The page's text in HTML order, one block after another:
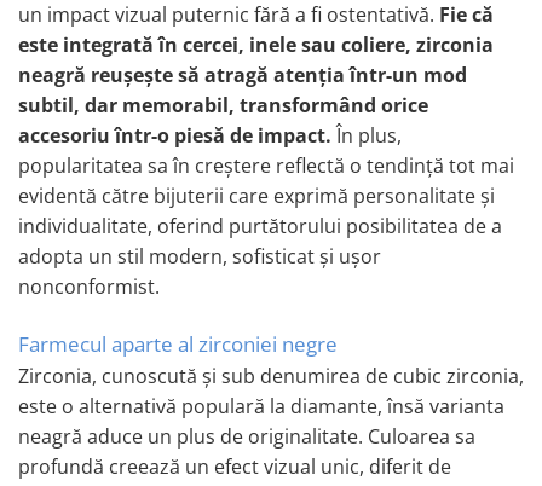
Lănțișoare cu Inimioare
Lănțișoare cu Cruce
Lănțișoare cu Stea
Lănțișoare cu Soare
Lănțișoare cu Semilună
Lănțișoare cu Zodii
Lănțișoare cu Animale
Lănțișoare cu Molecule
Lănțișoare cu Pietre Naturale
COLIERE CU PERLE
Coliere cu Perle Naturale
Coliere cu Perle Preciosa
COLIERE ȘNUR REGLABIL
Coliere cu Inimioare
un impact vizual puternic fără a fi ostentativă. Fie că
este integrată în cercei, inele sau coliere, zirconia
neagră reușește să atragă atenția într-un mod
subtil, dar memorabil, transformând orice
accesoriu într-o piesă de impact.În plus,
popularitatea sa în creștere reflectă o tendință tot mai
evidentă către bijuterii care exprimă personalitate și
individualitate, oferind purtătorului posibilitatea de a
adopta un stil modern, sofisticat și ușor
nonconformist.
Farmecul aparte al zirconiei negre
Zirconia, cunoscută și sub denumirea de cubic zirconia,
este o alternativă populară la diamante, însă varianta
neagră aduce un plus de originalitate. Culoarea sa
profundă creează un efect vizual unic, diferit de